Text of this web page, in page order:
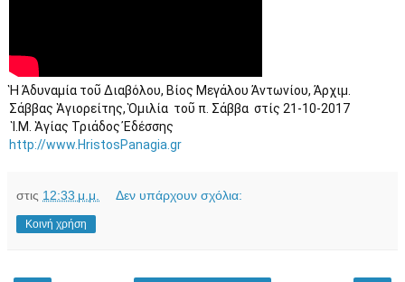
Ἡ Ἀδυναμία τοῦ Διαβόλου, Βίος Μεγάλου Ἀντωνίου, Ἀρχιμ.
Σάββας Ἁγιορείτης, Ὁμιλία  τοῦ π. Σάββα  στίς 21-10-2017
http://www.HristosPanagia.gr
στις 12:33 μ.μ. Δεν υπάρχουν σχόλια:
Κοινή χρήση